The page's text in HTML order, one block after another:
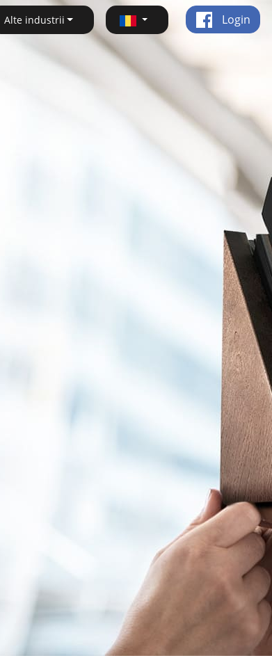
Alte industrii Login